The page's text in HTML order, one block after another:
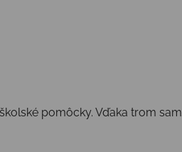
pomôcky. Vďaka trom